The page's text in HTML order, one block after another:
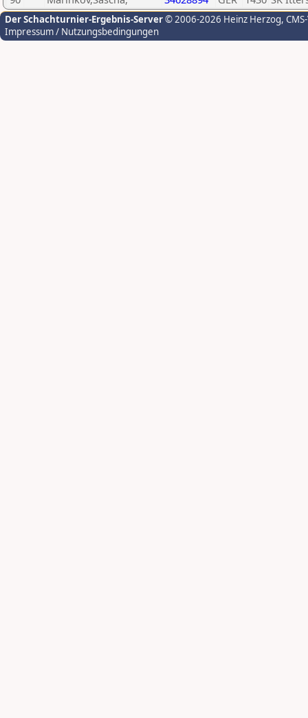
Der Schachturnier-Ergebnis-Server© 2006-2026 Heinz Herzog,
Impressum / Nutzungsbedingungen